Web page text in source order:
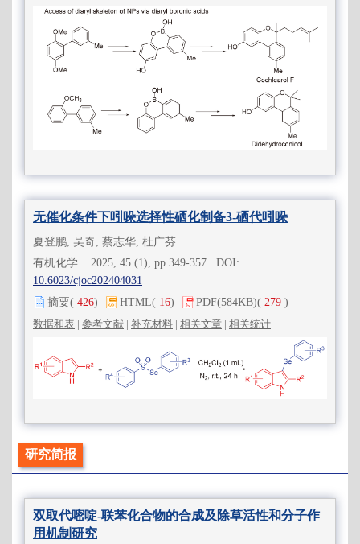
无催化条件下吲哚选择性硒化制备3-硒代吲哚
夏登鹏, 吴奇, 蔡志华, 杜广芬
有机化学 2025, 45 (1), pp 349-357 DOI:
10.6023/cjoc202404031
摘要( 426) HTML( 16) PDF(584KB)( 279 )
数据和表 | 参考文献 | 补充材料 | 相关文章 | 相关统计
研究简报
双取代嘧啶-联苯化合物的合成及除草活性和分子作
用机制研究